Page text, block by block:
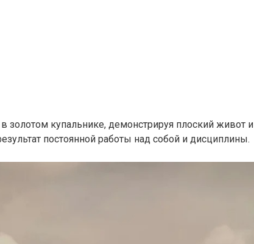
золотом купальнике, демонстрируя плоский живот и
постоянной работы над собой и дисциплины.